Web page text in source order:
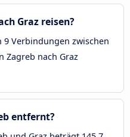
Graz reisen?
Verbindungen zwischen
Zagreb nach Graz
entfernt?